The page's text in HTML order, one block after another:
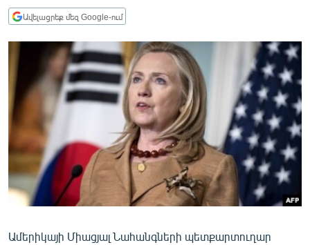
ՀԱՍԱՐԱԿՈՒԹՅՈՒՆ
ՂԱՐԱԲԱՂ
ՊԱՏԵՐԱԶՄԻ 6 ՇԱԲԱԹՆԵՐԸ
ՏԱՐԱԾԱՇՐՋԱՆ
ՄԻՋԱԶԳԱՅԻՆ
ՄՇԱԿՈՒՅԹ
ՍՊՈՐՏ
ՄԵԿՆԱԲԱՆՈՒԹՅՈՒՆ
ՏՏ ԵՒ ԻՆՏԵՐՆԵՏ
Ավելացրեք մեզ Google-ում
Ամերիկայի Միացյալ Նահանգների պետքարտուղար